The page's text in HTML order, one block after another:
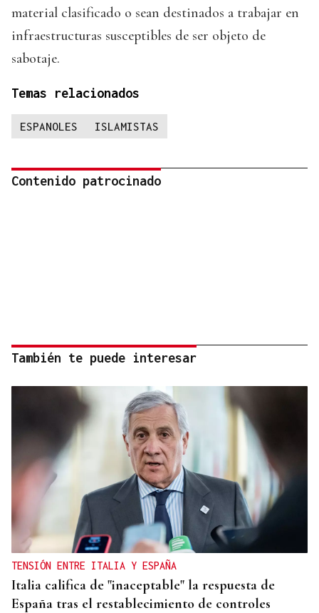
material clasificado o sean destinados a trabajar en
infraestructuras susceptibles de ser objeto de
sabotaje.
Temas relacionados
ESPANOLES ISLAMISTAS
Contenido patrocinado
También te puede interesar
TENSIÓN ENTRE ITALIA Y ESPAÑA
Italia califica de "inaceptable" la respuesta de
España tras el restablecimiento de controles